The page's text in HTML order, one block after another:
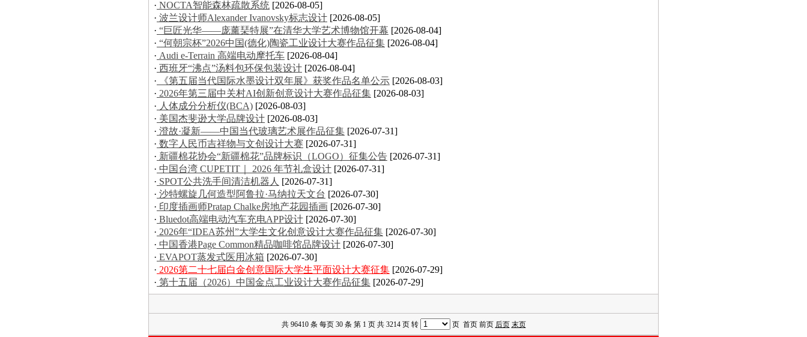
· NOCTA智能森林疏散系统 [2026-08-05]
· 波兰设计师Alexander Ivanovsky标志设计 [2026-08-05]
· “巨匠光华——庞薰琹特展”在清华大学艺术博物馆开幕 [2026-08-04]
· “何朝宗杯”2026中国(德化)陶瓷工业设计大赛作品征集 [2026-08-04]
· Audi e-Terrain 高端电动摩托车 [2026-08-04]
· 西班牙“沸点”汤料包环保包装设计 [2026-08-04]
· 《第五届当代国际水墨设计双年展》获奖作品名单公示 [2026-08-03]
· 2026年第三届中关村AI创新创意设计大赛作品征集 [2026-08-03]
· 人体成分分析仪(BCA) [2026-08-03]
· 美国杰斐逊大学品牌设计 [2026-08-03]
· 澄故·凝新——中国当代玻璃艺术展作品征集 [2026-07-31]
· 数字人民币吉祥物与文创设计大赛 [2026-07-31]
· 新疆棉花协会“新疆棉花”品牌标识（LOGO）征集公告 [2026-07-31]
· 中国台湾 CUPETIT｜ 2026 年节礼盒设计 [2026-07-31]
· SPOT公共洗手间清洁机器人 [2026-07-31]
· 沙特螺旋几何造型阿鲁拉·马纳拉天文台 [2026-07-30]
· 印度插画师Pratap Chalke房地产花园插画 [2026-07-30]
· Bluedot高端电动汽车充电APP设计 [2026-07-30]
· 2026年“IDEA苏州”大学生文化创意设计大赛作品征集 [2026-07-30]
· 中国香港Page Common精品咖啡馆品牌设计 [2026-07-30]
· EVAPOT蒸发式医用冰箱 [2026-07-30]
· 2026第二十七届白金创意国际大学生平面设计大赛征集 [2026-07-29]
· 第十五届（2026）中国金点工业设计大赛作品征集 [2026-07-29]
共 96410 条 每页 30 条 第 1 页 共 3214 页 转 页 首页 前页 后页 末页